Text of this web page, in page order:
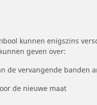
kunnen enigszins
geven over:
de vervangende banden
de nieuwe maat